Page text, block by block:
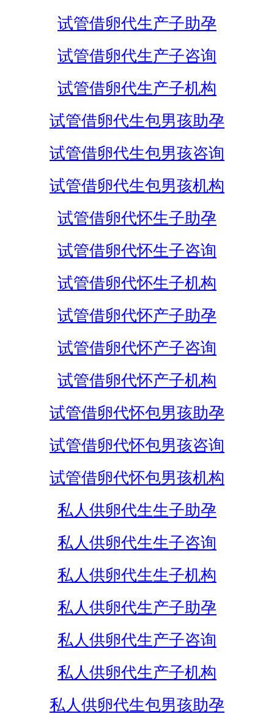
试管借卵代生产子助孕
试管借卵代生产子咨询
试管借卵代生产子机构
试管借卵代生包男孩助孕
试管借卵代生包男孩咨询
试管借卵代生包男孩机构
试管借卵代怀生子助孕
试管借卵代怀生子咨询
试管借卵代怀生子机构
试管借卵代怀产子助孕
试管借卵代怀产子咨询
试管借卵代怀产子机构
试管借卵代怀包男孩助孕
试管借卵代怀包男孩咨询
试管借卵代怀包男孩机构
私人供卵代生生子助孕
私人供卵代生生子咨询
私人供卵代生生子机构
私人供卵代生产子助孕
私人供卵代生产子咨询
私人供卵代生产子机构
私人供卵代生包男孩助孕